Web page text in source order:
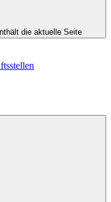
die aktuelle Seite